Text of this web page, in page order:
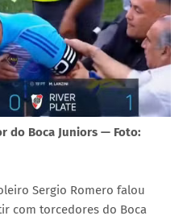
do Boca Juniors — Foto:
Sergio Romero falou
com torcedores do Boca